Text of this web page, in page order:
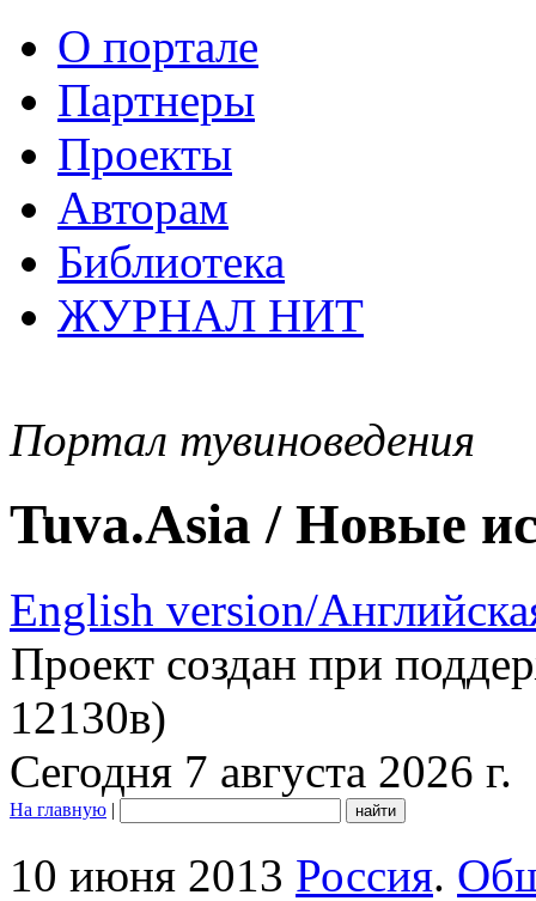
О портале
Партнеры
Проекты
Авторам
Библиотека
ЖУРНАЛ НИТ
Портал тувиноведения
Tuva.Asia / Новые
English version/
Проект создан при
12130в)
Сегодня 7 августа 2026 г.
На главную |
10 июня 2013 Россия.